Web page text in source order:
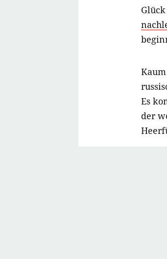
Es
der